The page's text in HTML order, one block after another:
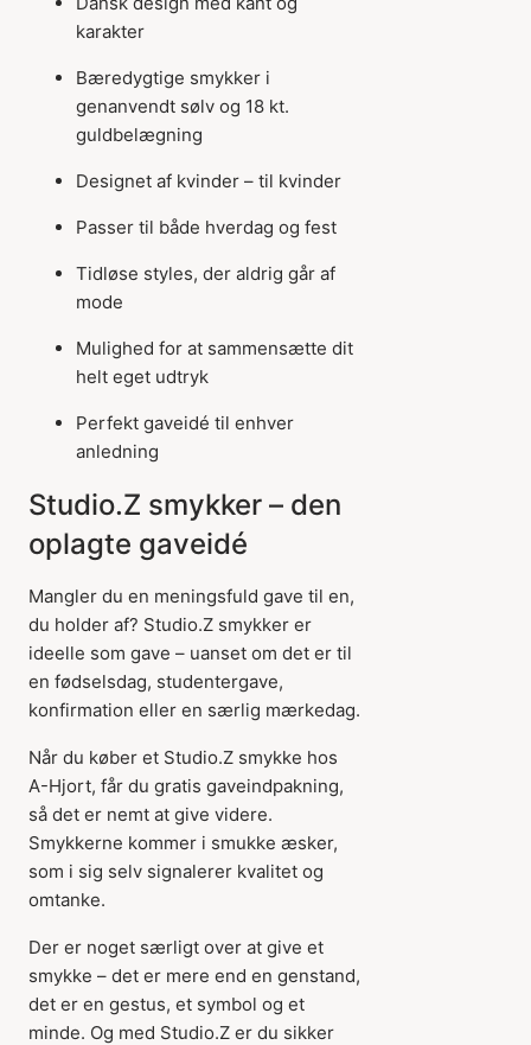
karakter
Bæredygtige smykker i
genanvendt sølv og 18 kt.
guldbelægning
Designet af kvinder – til kvinder
Passer til både hverdag og fest
Tidløse styles, der aldrig går af
mode
Mulighed for at sammensætte dit
helt eget udtryk
Perfekt gaveidé til enhver
anledning
Studio.Z smykker – den
oplagte gaveidé
Mangler du en meningsfuld gave til en,
du holder af? Studio.Z smykker er
ideelle som gave – uanset om det er til
en fødselsdag, studentergave,
konfirmation eller en særlig mærkedag.
Når du køber et Studio.Z smykke hos
A-Hjort, får du gratis gaveindpakning,
så det er nemt at give videre.
Smykkerne kommer i smukke æsker,
som i sig selv signalerer kvalitet og
omtanke.
Der er noget særligt over at give et
smykke – det er mere end en genstand,
det er en gestus, et symbol og et
minde. Og med Studio.Z er du sikker